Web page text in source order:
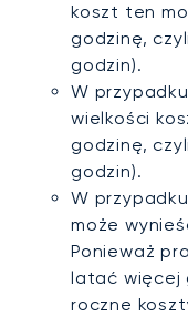
koszt ten
godzinę,
godzin).
W
wielkości
godzinę,
godzin).
W
może
Ponieważ
latać więcej
roczne